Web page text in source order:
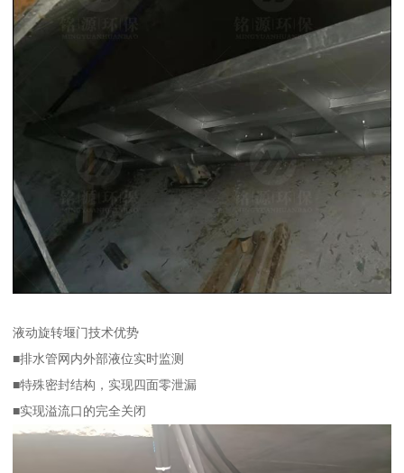
液动旋转堰门技术优势
■排水管网内外部液位实时监测
■特殊密封结构，实现四面零泄漏
■实现溢流口的完全关闭